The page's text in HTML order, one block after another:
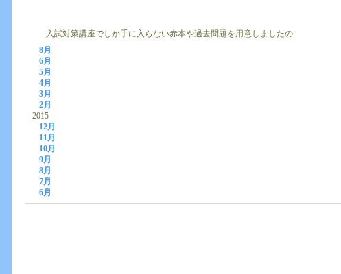
入試対策講座でしか手に入らない赤本や過去問題を用意しましたの
8月
6月
5月
4月
3月
2月
2015
12月
11月
10月
9月
8月
7月
6月